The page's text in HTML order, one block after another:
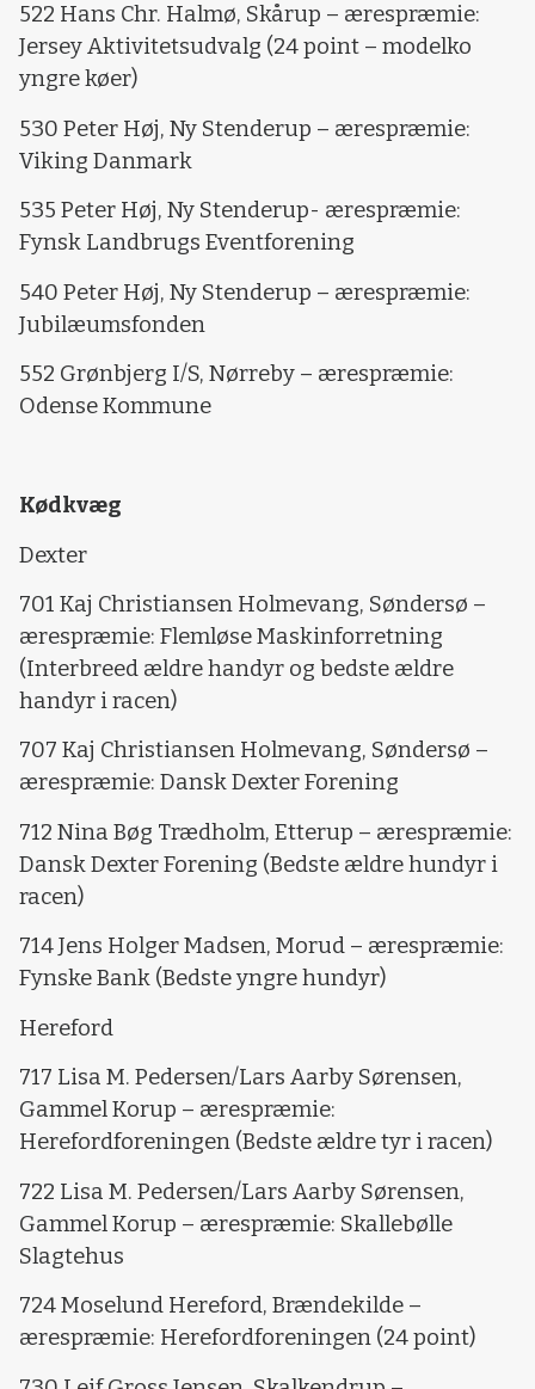
522 Hans Chr. Halmø, Skårup – ærespræmie:
Jersey Aktivitetsudvalg (24 point – modelko
yngre køer)
530 Peter Høj, Ny Stenderup – ærespræmie:
Viking Danmark
535 Peter Høj, Ny Stenderup- ærespræmie:
Fynsk Landbrugs Eventforening
540 Peter Høj, Ny Stenderup – ærespræmie:
Jubilæumsfonden
552 Grønbjerg I/S, Nørreby – ærespræmie:
Odense Kommune
Kødkvæg
Dexter
701 Kaj Christiansen Holmevang, Søndersø –
ærespræmie: Flemløse Maskinforretning
(Interbreed ældre handyr og bedste ældre
handyr i racen)
707 Kaj Christiansen Holmevang, Søndersø –
ærespræmie: Dansk Dexter Forening
712 Nina Bøg Trædholm, Etterup – ærespræmie:
Dansk Dexter Forening (Bedste ældre hundyr i
racen)
714 Jens Holger Madsen, Morud – ærespræmie:
Fynske Bank (Bedste yngre hundyr)
Hereford
717 Lisa M. Pedersen/Lars Aarby Sørensen,
Gammel Korup – ærespræmie:
Herefordforeningen (Bedste ældre tyr i racen)
722 Lisa M. Pedersen/Lars Aarby Sørensen,
Gammel Korup – ærespræmie: Skallebølle
Slagtehus
724 Moselund Hereford, Brændekilde –
ærespræmie: Herefordforeningen (24 point)